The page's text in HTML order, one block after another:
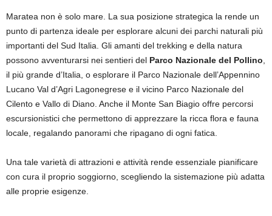
Maratea non è solo mare. La sua posizione strategica la rende un
punto di partenza ideale per esplorare alcuni dei parchi naturali più
importanti del Sud Italia. Gli amanti del trekking e della natura
possono avventurarsi nei sentieri del Parco Nazionale del Pollino
il più grande d’Italia, o esplorare il Parco Nazionale dell’Appennino
Lucano Val d’Agri Lagonegrese e il vicino Parco Nazionale del
Cilento e Vallo di Diano. Anche il Monte San Biagio offre percorsi
escursionistici che permettono di apprezzare la ricca flora e fauna
locale, regalando panorami che ripagano di ogni fatica.
Una tale varietà di attrazioni e attività rende essenziale pianificare
con cura il proprio soggiorno, scegliendo la sistemazione più adatta
alle proprie esigenze.